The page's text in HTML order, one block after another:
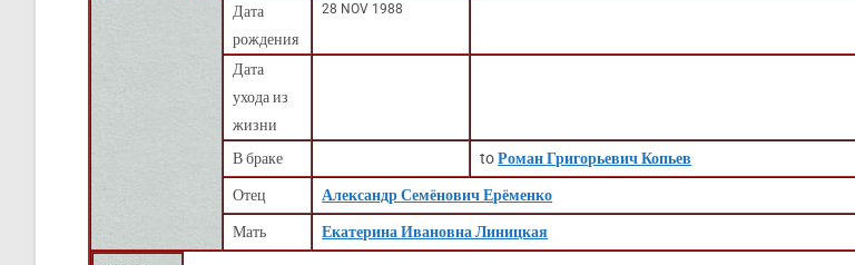
Дата
рождения
28 NOV 1988
Дата
ухода из
жизни
В браке
toРоман Григорьевич Копьев
Отец Александр Семёнович Ерёменко
Мать Екатерина Ивановна Линицкая